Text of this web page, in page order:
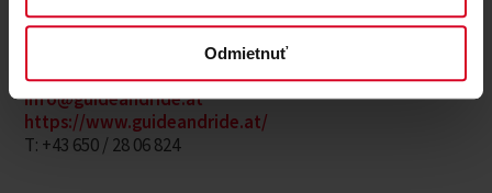
Odmietnuť
Stefan Meiseleder
A 6020 Innsbruck
info@guideandride.at
https://www.guideandride.at/
T: +43 650 / 28 06 824